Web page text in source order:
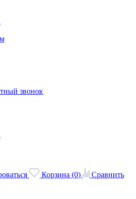
звонок
Корзина (0)
Сравнить